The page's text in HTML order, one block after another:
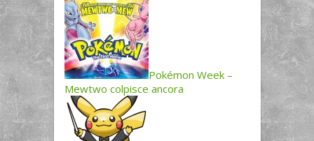
Pokémon Week –
Mewtwo colpisce ancora